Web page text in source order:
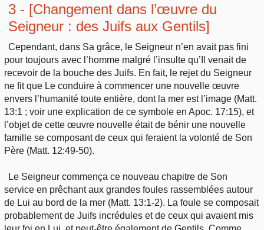
3 - [Changement dans l’œuvre du
Seigneur : des Juifs aux Gentils]
Cependant, dans Sa grâce, le Seigneur n’en avait pas fini
pour toujours avec l’homme malgré l’insulte qu’Il venait de
recevoir de la bouche des Juifs. En fait, le rejet du Seigneur
ne fit que Le conduire à commencer une nouvelle œuvre
envers l’humanité toute entière, dont la mer est l’image (Matt.
13:1 ; voir une explication de ce symbole en Apoc. 17:15), et
l’objet de cette œuvre nouvelle était de bénir une nouvelle
famille se composant de ceux qui feraient la volonté de Son
Père (Matt. 12:49-50).
Le Seigneur commença ce nouveau chapitre de Son
service en prêchant aux grandes foules rassemblées autour
de Lui au bord de la mer (Matt. 13:1-2). La foule se composait
probablement de Juifs incrédules et de ceux qui avaient mis